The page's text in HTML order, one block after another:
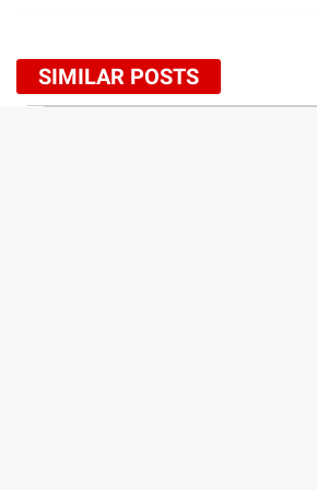
SIMILAR POSTS